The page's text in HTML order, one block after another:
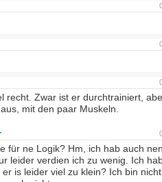
recht. Zwar ist er durchtrainiert,
mit den paar Muskeln.
für ne Logik? Hm, ich hab auch
leider verdien ich zu wenig. Ich
is leider viel zu klein? Ich bin nicht